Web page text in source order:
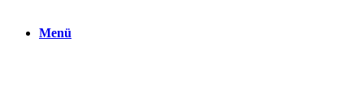
Menü